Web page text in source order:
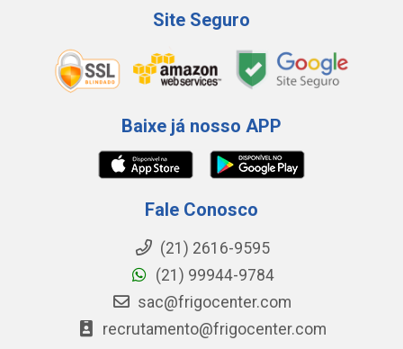
Site Seguro
Baixe já nosso APP
Fale Conosco
(21) 2616-9595
(21) 99944-9784
sac@frigocenter.com
recrutamento@frigocenter.com